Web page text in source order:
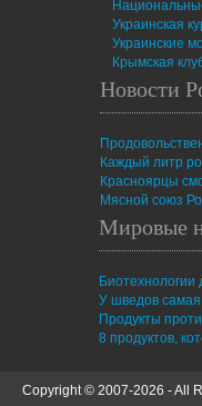
Украинская
Украинские
Крымская
Новости
Каждый литр
Красноярцы
Мясной союз
Мировые
Биотехнологии
У шведов
Продукты
8 продуктов,
Copyright © 2007-2026 - All